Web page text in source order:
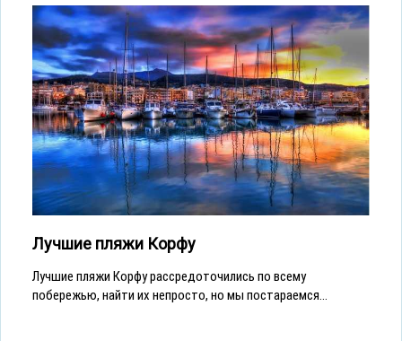
Лучшие пляжи Корфу
Лучшие пляжи Корфу рассредоточились по всему
побережью, найти их непросто, но мы постараемся...